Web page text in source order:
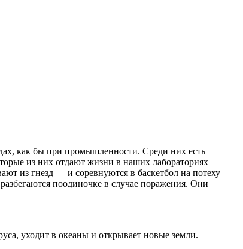
как бы при промышленности. Среди них есть
из них отдают жизни в наших лабораториях
из гнезд — и соревнуются в баскетбол на потеху
поодиночке в случае поражения. Они
уходит в океаны и открывает новые земли.